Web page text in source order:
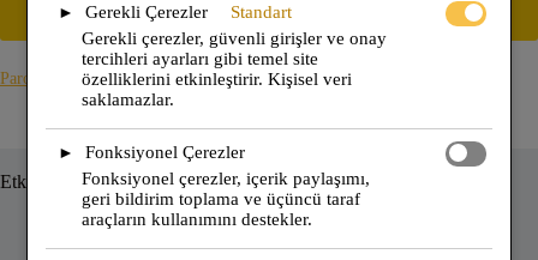
Giriş Yap
Parolanızı mı unuttunuz?
Etkinliklerimiz
kullanımını çözümlemek, tercihlerinizi hatırlamak ve
ilgili içerik ile reklamlar sunmak için üçüncü taraf
çerezleri de kullanıyoruz. Bu çerezler yalnızca
onayınızla etkinleştirilir. Bu çerezleri etkinleştirme veya
devre dışı bırakma seçeneğiniz vardır, ancak bazı türleri
► Gerekli Çerezler
Standart
Gerekli çerezler, güvenli girişler ve onay
tercihleri ayarları gibi temel site
özelliklerini etkinleştirir. Kişisel veri
saklamazlar.
►
Fonksiyonel Çerezler
Fonksiyonel çerezler, içerik paylaşımı,
geri bildirim toplama ve üçüncü taraf
araçların kullanımını destekler.